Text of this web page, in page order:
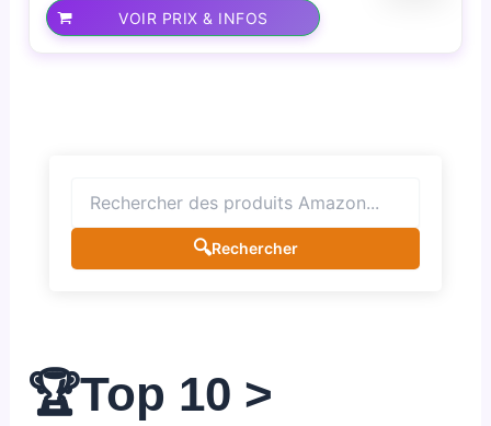
VOIR PRIX & INFOS
🔍Rechercher
🏆Top 10 >